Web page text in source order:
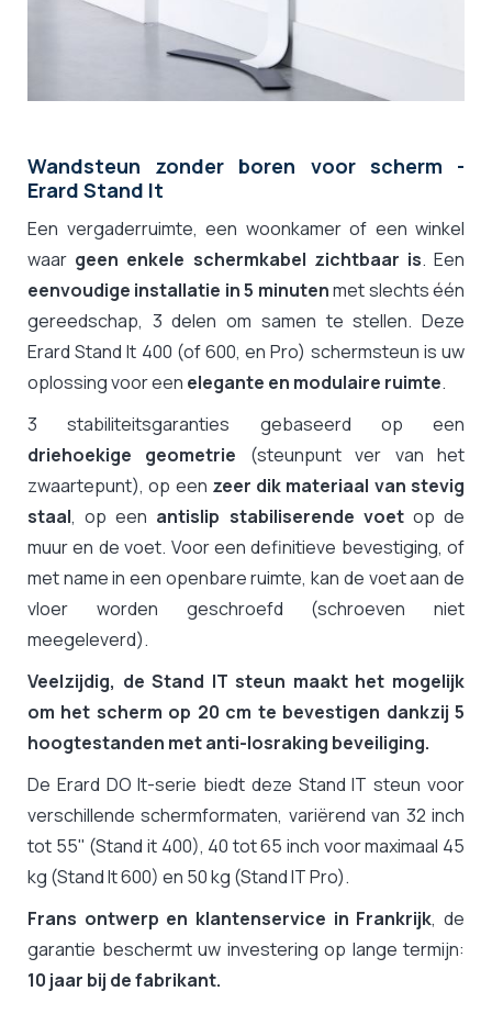
Wandsteun zonder boren voor scherm -
Erard Stand It
Een vergaderruimte, een woonkamer of een winkel
waar geen enkele schermkabel zichtbaar is. Een
eenvoudige installatie in 5 minutenmet slechts één
gereedschap, 3 delen om samen te stellen. Deze
Erard Stand It 400 (of 600, en Pro) schermsteun is uw
oplossing voor een elegante en modulaire ruimte.
3 stabiliteitsgaranties gebaseerd op een
driehoekige geometrie (steunpunt ver van het
zwaartepunt), op een zeer dik materiaal van stevig
staal, op een antislip stabiliserende voetop de
muur en de voet. Voor een definitieve bevestiging, of
met name in een openbare ruimte, kan de voet aan de
vloer worden geschroefd (schroeven niet
meegeleverd).
Veelzijdig, de Stand IT steun maakt het mogelijk
om het scherm op 20 cm te bevestigen dankzij 5
hoogtestanden met anti-losraking beveiliging.
De Erard DO It-serie biedt deze Stand IT steun voor
verschillende schermformaten, variërend van 32 inch
tot 55" (Stand it 400), 40 tot 65 inch voor maximaal 45
kg (Stand It 600) en 50 kg (Stand IT Pro).
Frans ontwerp en klantenservice in Frankrijk, de
garantie beschermt uw investering op lange termijn:
10 jaar bij de fabrikant.